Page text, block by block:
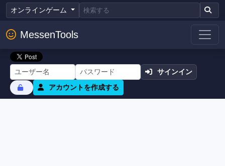
オンラインゲーム
MessenTools
サインイン
アカウントを作成する